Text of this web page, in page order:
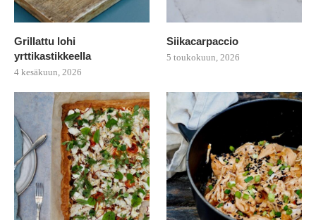
Grillattu lohi
yrttikastikkeella
4 kesäkuun, 2026
Siikacarpaccio
5 toukokuun, 2026